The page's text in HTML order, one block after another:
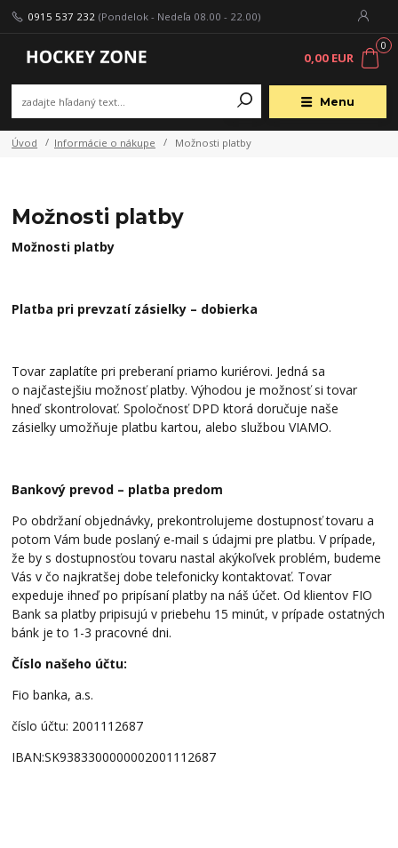
Menu
0915 537 232 (Pondelok - Nedeľa 08.00 - 22.00)
0
0,00 EUR
Úvod Informácie o nákupe Možnosti platby
Možnosti platby
Možnosti platby
Platba pri prevzatí zásielky – dobierka
Tovar zaplatíte pri preberaní priamo kuriérovi. Jedná sa
o najčastejšiu možnosť platby. Výhodou je možnosť si tovar
hneď skontrolovať. Spoločnosť DPD ktorá doručuje naše
zásielky umožňuje platbu kartou, alebo službou VIAMO.
Bankový prevod – platba predom
Po obdržaní objednávky, prekontrolujeme dostupnosť tovaru a
potom Vám bude poslaný e-mail s údajmi pre platbu. V prípade,
že by s dostupnosťou tovaru nastal akýkoľvek problém, budeme
Vás v čo najkratšej dobe telefonicky kontaktovať. Tovar
expeduje ihneď po pripísaní platby na náš účet. Od klientov FIO
Bank sa platby pripisujú v priebehu 15 minút, v prípade ostatných
bánk je to 1-3 pracovné dni.
Číslo našeho účtu:
Fio banka, a.s.
číslo účtu: 2001112687
IBAN:SK9383300000002001112687